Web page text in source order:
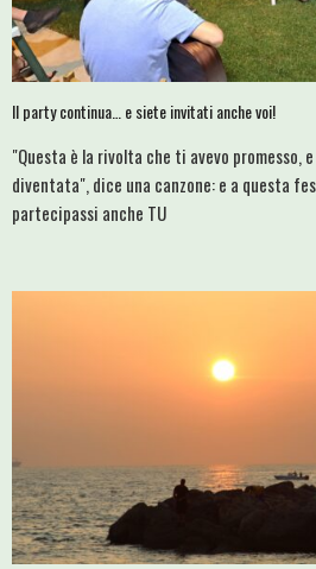
Il party continua… e siete invitati anche voi!
"Questa è la rivolta che ti avevo promesso,
diventata", dice una canzone: e a questa
partecipassi anche TU